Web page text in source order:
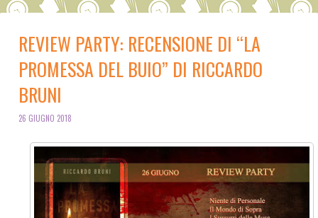
REVIEW PARTY: RECENSIONE DI “LA
PROMESSA DEL BUIO” DI RICCARDO
BRUNI
26 GIUGNO 2018